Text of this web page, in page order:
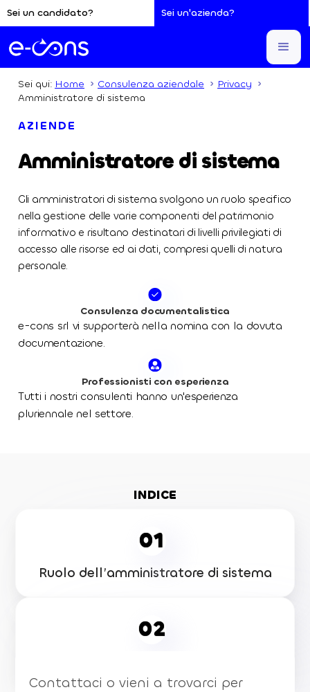
Sei un candidato? Sei un'azienda?
Sei qui: Home Consulenza aziendale
Privacy
Amministratore di sistema
AZIENDE
Amministratore di sistema
Gli amministratori di sistema svolgono un ruolo specifico
nella gestione delle varie componenti del patrimonio
informativo e risultano destinatari di livelli privilegiati di
accesso alle risorse ed ai dati, compresi quelli di natura
personale.
Consulenza documentalistica
e-cons srl vi supporterà nella nomina con la dovuta
documentazione.
Professionisti con esperienza
Tutti i nostri consulenti hanno un'esperienza
pluriennale nel settore.
INDICE
01
Ruolo dell’amministratore di sistema
02
Contattaci o vieni a trovarci per